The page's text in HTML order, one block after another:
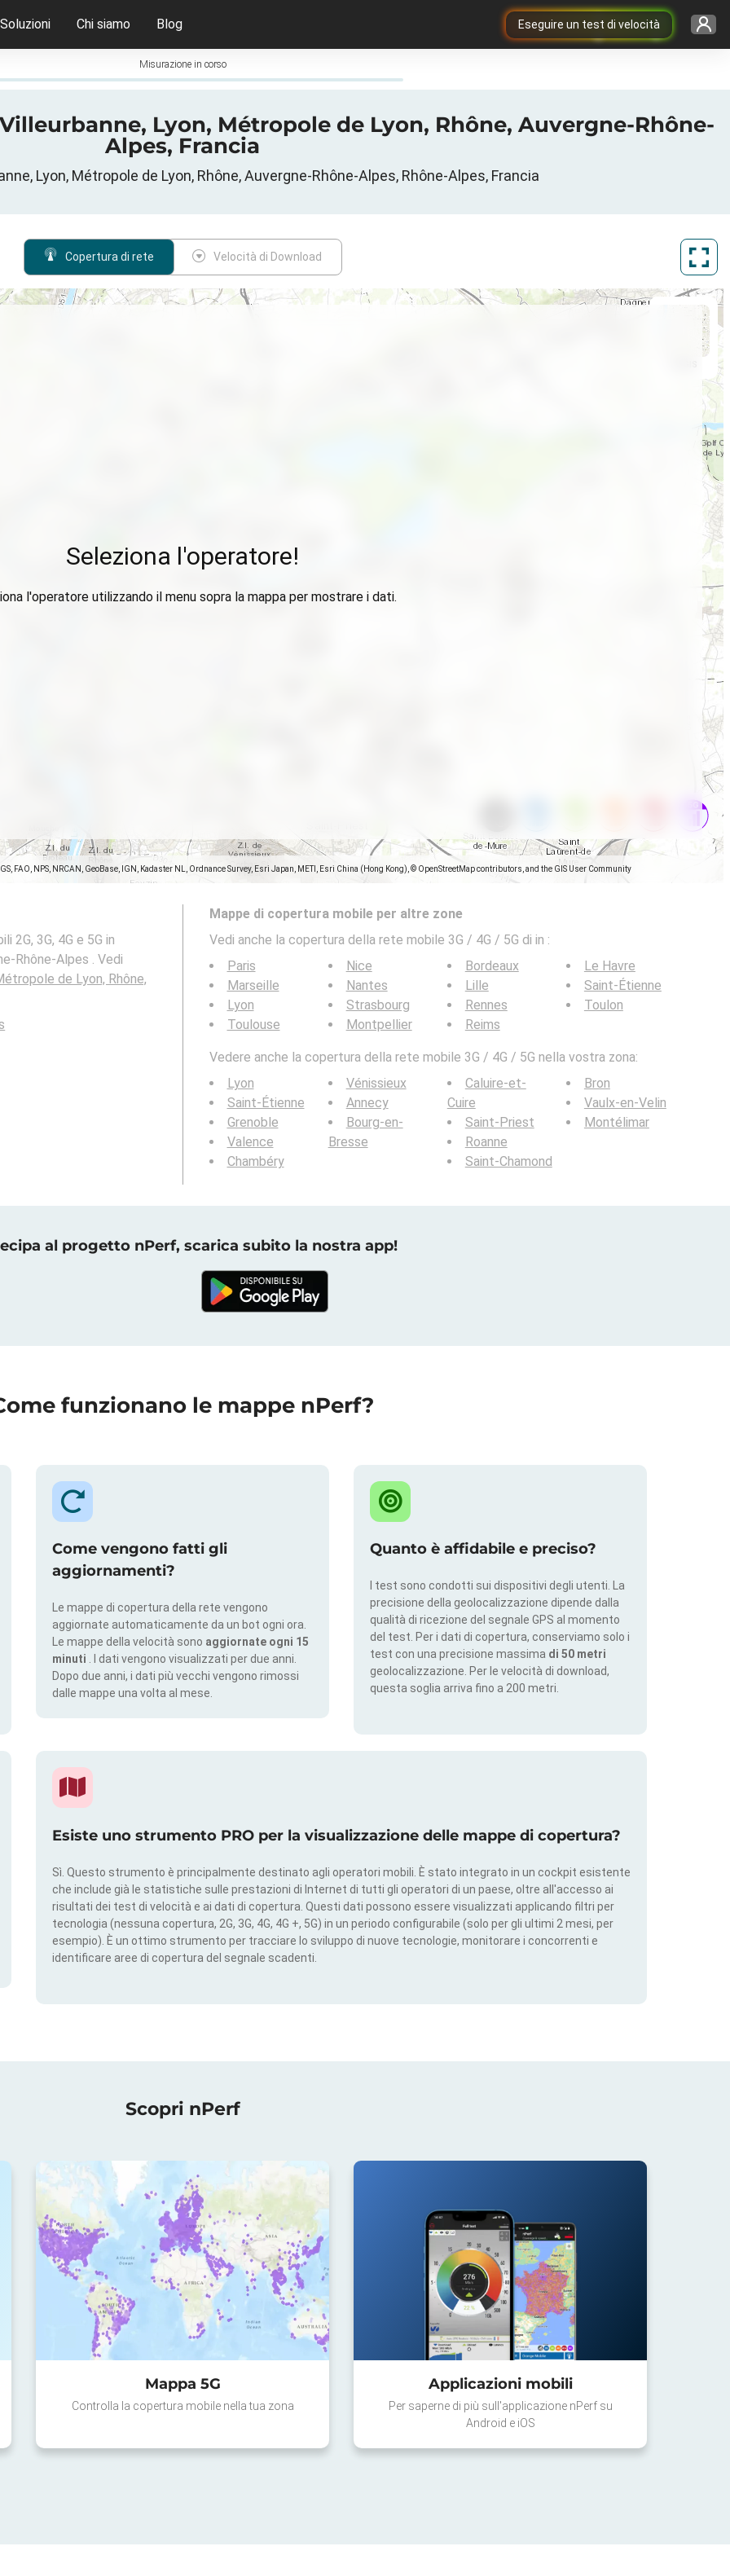
Eseguire un test di velocità
Soluzioni Chi siamo Blog
Misurazione in corso
Lyon, Métropole de Lyon, Rhône, Auvergne-Rhône-
Alpes, Francia
Lyon, Métropole de Lyon, Rhône, Auvergne-Rhône-Alpes, Rhône-Alpes, Francia
Copertura di rete Velocità di Download
FAO, NPS, NRCAN, GeoBase, IGN, Kadaster NL, Ordnance Survey, Esri Japan, METI, Esri China (Hong Kong), © OpenStreetMap contributors, and the GIS User Community
Seleziona l'operatore!
l'operatore utilizzando il menu sopra la mappa per mostrare i dati.
2G, 3G, 4G e 5G in
Rhône-Alpes . Vedi
de Lyon, Rhône,
Mappe di copertura mobile per altre zone
Vedi anche la copertura della rete mobile 3G / 4G / 5G di in :
Paris
Marseille
Lyon
Toulouse
Nice
Nantes
Strasbourg
Montpellier
Bordeaux
Lille
Rennes
Reims
Le Havre
Saint-Étienne
Toulon
Vedere anche la copertura della rete mobile 3G / 4G / 5G nella vostra zona:
Lyon
Saint-Étienne
Grenoble
Valence
Chambéry
Vénissieux
Annecy
Bourg-en-
Bresse
Caluire-et-
Cuire
Saint-Priest
Roanne
Saint-Chamond
Bron
Vaulx-en-Velin
Montélimar
al progetto nPerf, scarica subito la nostra app!
funzionano le mappe nPerf?
Come vengono fatti gli
aggiornamenti?
Le mappe di copertura della rete vengono
aggiornate automaticamente da un bot ogni ora.
Le mappe della velocità sono aggiornate ogni 15
minuti
. I dati vengono visualizzati per due anni.
Dopo due anni, i dati più vecchi vengono rimossi
dalle mappe una volta al mese.
Quanto è affidabile e preciso?
I test sono condotti sui dispositivi degli utenti. La
precisione della geolocalizzazione dipende dalla
qualità di ricezione del segnale GPS al momento
del test. Per i dati di copertura, conserviamo solo i
test con una precisione massima di 50 metri
geolocalizzazione. Per le velocità di download,
questa soglia arriva fino a 200 metri.
Esiste uno strumento PRO per la visualizzazione delle mappe di copertura?
Sì. Questo strumento è principalmente destinato agli operatori mobili. È stato integrato in un cockpit esistente
che include già le statistiche sulle prestazioni di Internet di tutti gli operatori di un paese, oltre all'accesso ai
risultati dei test di velocità e ai dati di copertura. Questi dati possono essere visualizzati applicando filtri per
tecnologia (nessuna copertura, 2G, 3G, 4G, 4G +, 5G) in un periodo configurabile (solo per gli ultimi 2 mesi, per
esempio). È un ottimo strumento per tracciare lo sviluppo di nuove tecnologie, monitorare i concorrenti e
identificare aree di copertura del segnale scadenti.
Scopri nPerf
Mappa 5G
Controlla la copertura mobile nella tua zona
Applicazioni mobili
Per saperne di più sull'applicazione nPerf su
Android e iOS